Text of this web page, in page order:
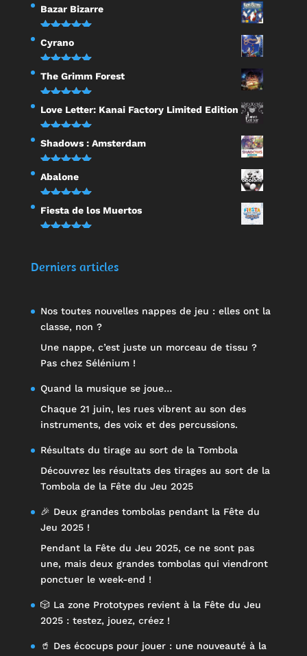
Bazar Bizarre
Note5.00
sur 5
Cyrano
Note5.00
sur 5
The Grimm Forest
Note 5.00
sur 5
Love Letter: Kanai Factory Limited Edition
Note5.00
sur 5
Shadows : Amsterdam
Note5.00
sur 5
Abalone
Note5.00
sur 5
Fiesta de los Muertos
Derniers articles
Nos toutes nouvelles nappes de jeu : elles ont la
classe, non ?
Une nappe, c’est juste un morceau de tissu ?
Pas chez Sélénium !
Quand la musique se joue…
Chaque 21 juin, les rues vibrent au son des
instruments, des voix et des percussions.
Résultats du tirage au sort de la Tombola
Découvrez les résultats des tirages au sort de la
Tombola de la Fête du Jeu 2025
🎉 Deux grandes tombolas pendant la Fête du
Jeu 2025 !
Pendant la Fête du Jeu 2025, ce ne sont pas
une, mais deux grandes tombolas qui viendront
ponctuer le week-end !
🎲 La zone Prototypes revient à la Fête du Jeu
2025 : testez, jouez, créez !
🥤 Des écocups pour jouer : une nouveauté à la